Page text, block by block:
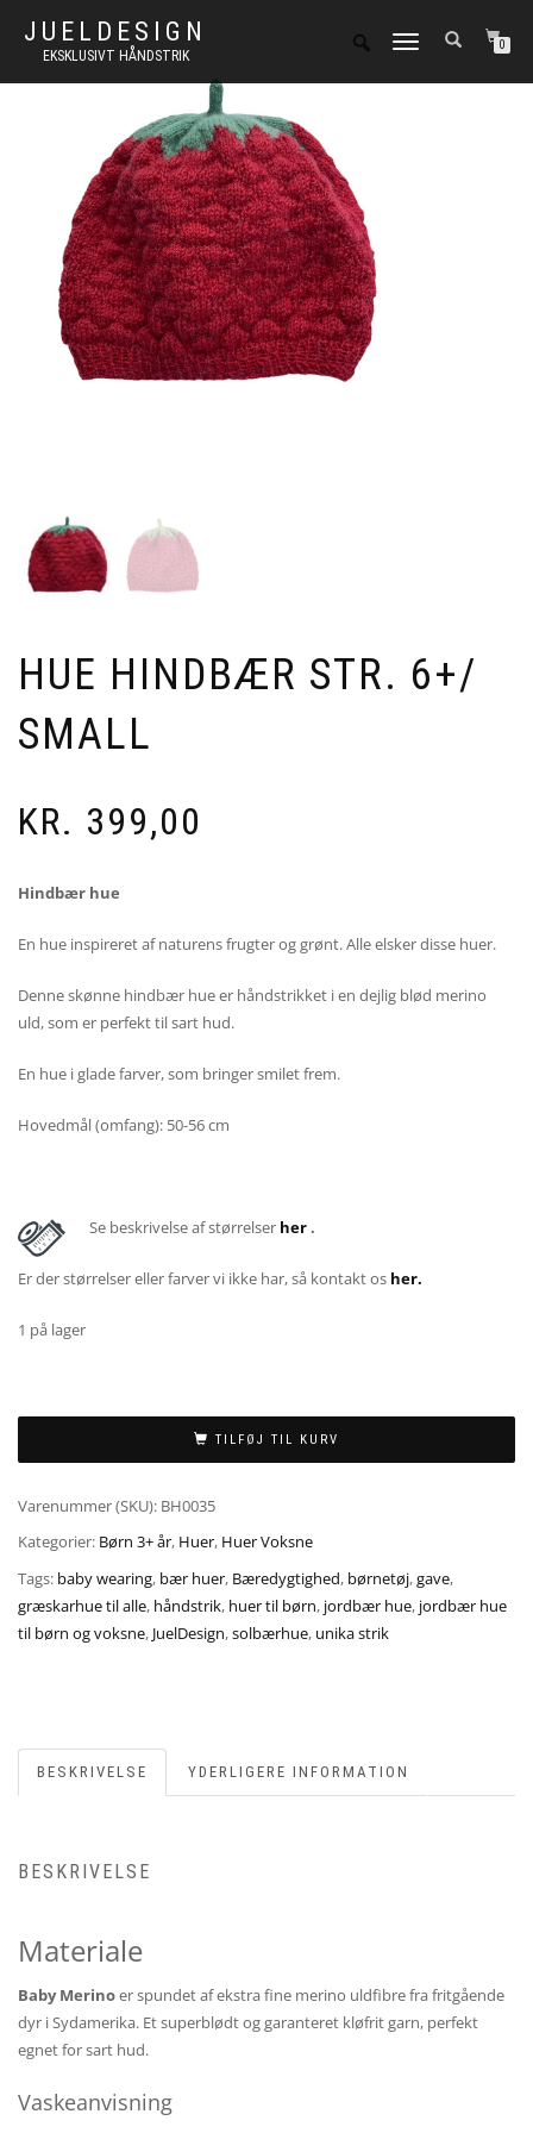
JUELDESIGN
EKSKLUSIVT HÅNDSTRIK
FLIP
0
HUE HINDBÆR STR. 6+/
SMALL
KR. 399,00
Hindbær hue
En hue inspireret af naturens frugter og grønt. Alle elsker disse huer.
Denne skønne hindbær hue er håndstrikket i en dejlig blød merino
uld, som er perfekt til sart hud.
En hue i glade farver, som bringer smilet frem.
Hovedmål (omfang): 50-56 cm
Se beskrivelse af størrelser her .
Er der størrelser eller farver vi ikke har, så kontakt os her.
1 på lager
TILFØJ TIL KURV
Varenummer (SKU): BH0035
Kategorier: Børn 3+ år, Huer, Huer Voksne
Tags: baby wearing, bær huer, Bæredygtighed, børnetøj,gave,
græskarhue til alle, håndstrik, huer til børn, jordbær hue, jordbær hue
til børn og voksne, JuelDesign,solbærhue, unika strik
BESKRIVELSE YDERLIGERE INFORMATION
BESKRIVELSE
Materiale
Baby Merinoer spundet af ekstra fine merino uldfibre fra fritgående
dyr i Sydamerika. Et superblødt og garanteret kløfrit garn, perfekt
egnet for sart hud.
Vaskeanvisning